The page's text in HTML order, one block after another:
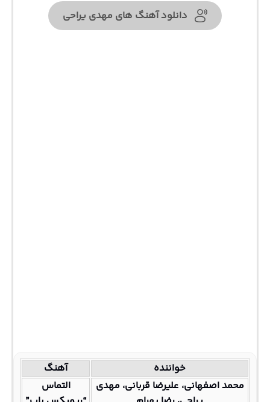
دانلود آهنگ های مهدی یراحی
خواننده
آهنگ
محمد اصفهانی، علیرضا قربانی، مهدی
التماس